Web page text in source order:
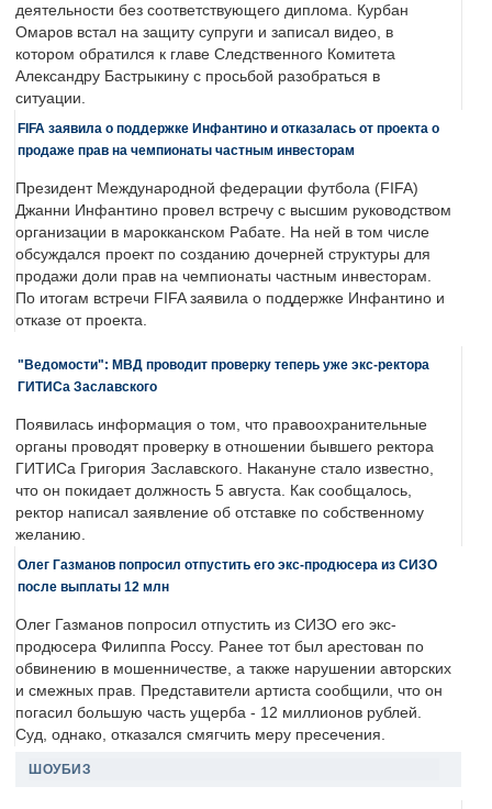
деятельности без соответствующего диплома. Курбан
Омаров встал на защиту супруги и записал видео, в
котором обратился к главе Следственного Комитета
Александру Бастрыкину с просьбой разобраться в
ситуации.
FIFA заявила о поддержке Инфантино и отказалась от проекта о
продаже прав на чемпионаты частным инвесторам
Президент Международной федерации футбола (FIFA)
Джанни Инфантино провел встречу с высшим руководством
организации в марокканском Рабате. На ней в том числе
обсуждался проект по созданию дочерней структуры для
продажи доли прав на чемпионаты частным инвесторам.
По итогам встречи FIFA заявила о поддержке Инфантино и
отказе от проекта.
"Ведомости": МВД проводит проверку теперь уже экс-ректора
ГИТИСа Заславского
Появилась информация о том, что правоохранительные
органы проводят проверку в отношении бывшего ректора
ГИТИСа Григория Заславского. Накануне стало известно,
что он покидает должность 5 августа. Как сообщалось,
ректор написал заявление об отставке по собственному
желанию.
Олег Газманов попросил отпустить его экс-продюсера из СИЗО
после выплаты 12 млн
Олег Газманов попросил отпустить из СИЗО его экс-
продюсера Филиппа Россу. Ранее тот был арестован по
обвинению в мошенничестве, а также нарушении авторских
и смежных прав. Представители артиста сообщили, что он
погасил большую часть ущерба - 12 миллионов рублей.
Суд, однако, отказался смягчить меру пресечения.
ШОУБИЗ